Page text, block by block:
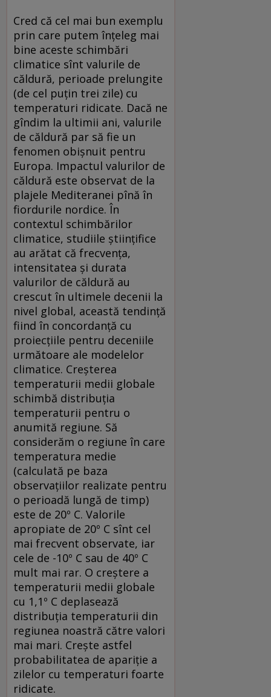
Cred că cel mai bun exemplu
prin care putem înțeleg mai
bine aceste schimbări
climatice sînt valurile de
căldură, perioade prelungite
(de cel puțin trei zile) cu
temperaturi ridicate. Dacă ne
gîndim la ultimii ani, valurile
de căldură par să fie un
fenomen obișnuit pentru
Europa. Impactul valurilor de
căldură este observat de la
plajele Mediteranei pînă în
fiordurile nordice. În
contextul schimbărilor
climatice, studiile științifice
au arătat că frecvența,
intensitatea și durata
valurilor de căldură au
crescut în ultimele decenii la
nivel global, această tendință
fiind în concordanță cu
proiecțiile pentru deceniile
următoare ale modelelor
climatice. Creșterea
temperaturii medii globale
schimbă distribuția
temperaturii pentru o
anumită regiune. Să
considerăm o regiune în care
temperatura medie
(calculată pe baza
observațiilor realizate pentru
o perioadă lungă de timp)
este de 20º C. Valorile
apropiate de 20º C sînt cel
mai frecvent observate, iar
cele de -10º C sau de 40º C
mult mai rar. O creștere a
temperaturii medii globale
cu 1,1º C deplasează
distribuția temperaturii din
regiunea noastră către valori
mai mari. Crește astfel
probabilitatea de apariție a
zilelor cu temperaturi foarte
ridicate.